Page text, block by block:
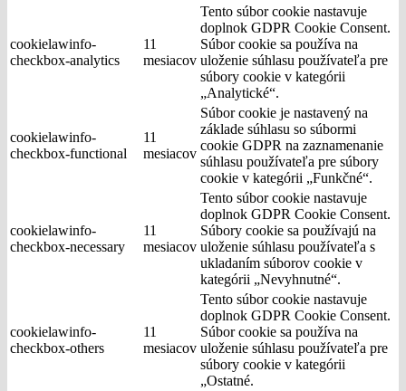
cookielawinfo-
checkbox-analytics
11
mesiacov
Tento súbor cookie nastavuje
doplnok GDPR Cookie Consent.
Súbor cookie sa používa na
uloženie súhlasu používateľa pre
súbory cookie v kategórii
„Analytické“.
cookielawinfo-
checkbox-functional
11
mesiacov
Súbor cookie je nastavený na
základe súhlasu so súbormi
cookie GDPR na zaznamenanie
súhlasu používateľa pre súbory
cookie v kategórii „Funkčné“.
cookielawinfo-
checkbox-necessary
11
mesiacov
Tento súbor cookie nastavuje
doplnok GDPR Cookie Consent.
Súbory cookie sa používajú na
uloženie súhlasu používateľa s
ukladaním súborov cookie v
kategórii „Nevyhnutné“.
cookielawinfo-
checkbox-others
11
mesiacov
Tento súbor cookie nastavuje
doplnok GDPR Cookie Consent.
Súbor cookie sa používa na
uloženie súhlasu používateľa pre
súbory cookie v kategórii
„Ostatné.